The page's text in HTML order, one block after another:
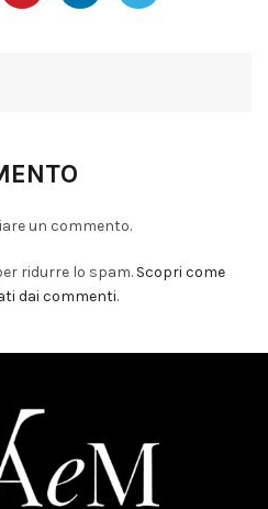
un commento.
ridurre lo spam. Scopri come
dai commenti.